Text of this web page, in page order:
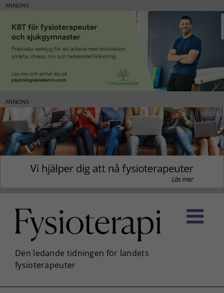
ANNONS
ANNONS
innehållet